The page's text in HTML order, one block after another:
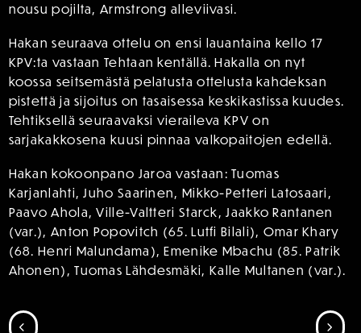
nousu pojilta, Armstrong alleviivasi.
Hakan seuraava ottelu on ensi lauantaina kello 17
KPV:ta vastaan Tehtaan kentällä. Hakalla on nyt
koossa seitsemästä pelatusta ottelusta kahdeksan
pistettä ja sijoitus on tasaisessa keskikastissa kuudes.
Tehtiksellä seuraavaksi vieraileva KPV on
sarjakakkosena kuusi pinnaa valkopaitojen edellä.
Hakan kokoonpano Jaroa vastaan: Tuomas
Karjanlahti, Juho Saarinen, Mikko-Petteri Latosaari,
Paavo Ahola, Ville-Valtteri Starck, Jaakko Rantanen
(var.), Anton Popovitch (65. Lutfi Bilali), Omar Khary
(68. Henri Malundama), Emenike Mbachu (85. Patrik
Ahonen), Tuomas Lähdesmäki, Kalle Multanen (var.).
SIIRRY EDELLISEEN